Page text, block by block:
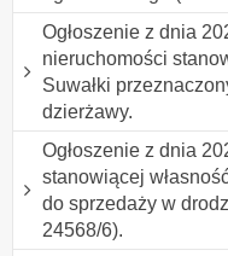
Ogłoszenie z dnia
nieruchomości
Suwałki
dzierżawy.
Ogłoszenie z dnia
stanowiącej
do sprzedaży w
24568/6).